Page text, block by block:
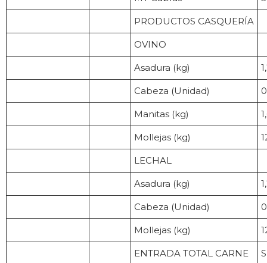
PRODUCTOS CASQUERÍA
OVINO
Asadura (kg)
Cabeza (Unidad)
Manitas (kg)
Mollejas (kg)
LECHAL
Asadura (kg)
Cabeza (Unidad)
Mollejas (kg)
ENTRADA TOTAL CARNE